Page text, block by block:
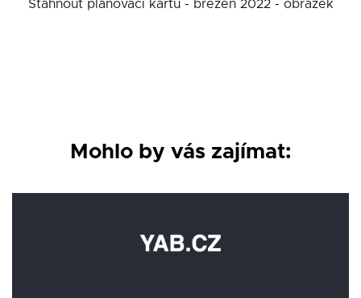
Stáhnout plánovací kartu - březen 2022 - obrázek
Mohlo by vás zajímat: